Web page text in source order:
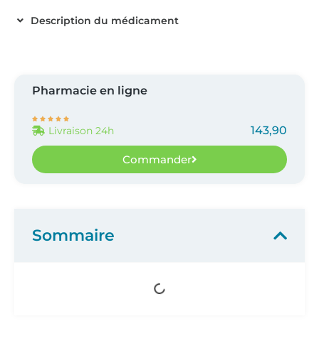
Description du médicament
Pharmacie en ligne
    
Livraison 24h 143,90
Commander
Sommaire